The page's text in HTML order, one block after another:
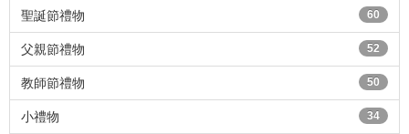
聖誕節禮物 60
父親節禮物 52
教師節禮物 50
小禮物 34